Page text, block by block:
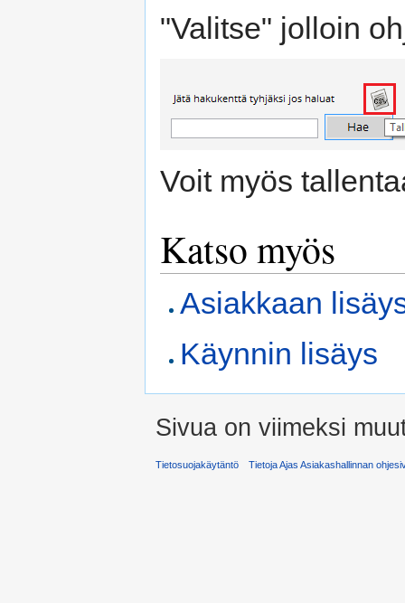
"Valitse" jolloin
Voit myös
Katso myös
Asiakkaan
Käynnin lisäys
Sivua on viimeksi
Tietosuojakäytäntö Tietoja Ajas Asiakashallinnan